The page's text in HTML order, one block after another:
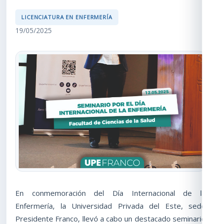
LICENCIATURA EN ENFERMERÍA
19/05/2025
En conmemoración del Día Internacional de la
Enfermería, la Universidad Privada del Este, sede
Presidente Franco, llevó a cabo un destacado seminario